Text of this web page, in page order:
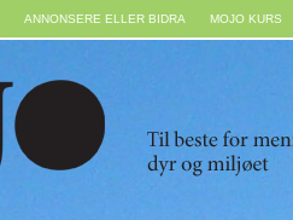
ANNONSERE ELLER BIDRA MOJO KURS